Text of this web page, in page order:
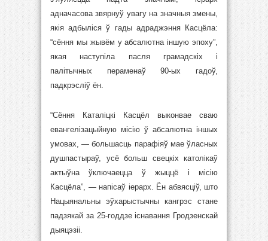
адначасова звярнуў увагу на значныя змены,
якія адбыліся ў гады адраджэння Касцёла:
“сёння мы жывём у абсалютна іншую эпоху”,
якая наступіла пасля грамадскіх і
палітычных пераменаў 90-ых гадоў,
падкрэсліў ён.
“Сёння Каталіцкі Касцёл выконвае сваю
евангелізацыйную місію ў абсалютна іншых
умовах, — большасць парафіяў мае ўласных
душпастыраў, усё больш свецкіх католікаў
актыўна ўключаецца ў жыццё і місію
Касцёла”, — напісаў іерарх. Ён абвясціў, што
Нацыянальны эўхарыстычны кангрэс стане
падзякай за 25-годдзе існавання Гродзенскай
дыяцэзіі.